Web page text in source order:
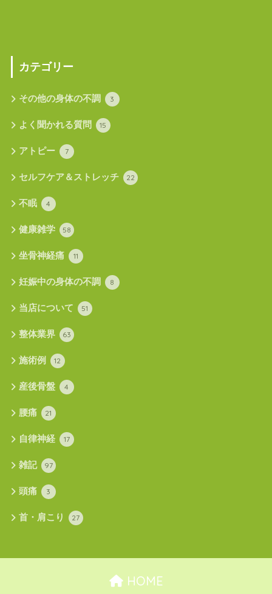
カテゴリー
その他の身体の不調 3
よく聞かれる質問 15
アトピー 7
セルフケア＆ストレッチ 22
不眠 4
健康雑学 58
坐骨神経痛 11
妊娠中の身体の不調 8
当店について 51
整体業界 63
施術例 12
産後骨盤 4
腰痛 21
自律神経 17
雑記 97
頭痛 3
首・肩こり 27
HOME